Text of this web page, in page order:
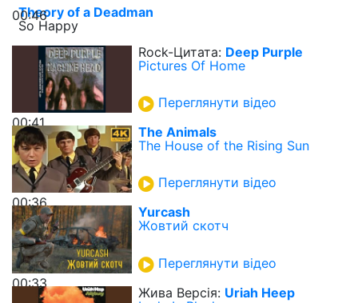
00:46
Theory of a Deadman
So Happy
00:41
Rock-Цитата: Deep Purple
Pictures Of Home
Переглянути відео
00:36
The Animals
The House of the Rising Sun
Переглянути відео
00:33
Yurcash
Жовтий скотч
Переглянути відео
Жива Версія: Uriah Heep